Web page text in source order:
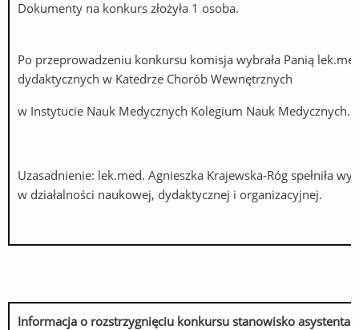
Dokumenty na konkurs złożyła 1 osoba.
Po przeprowadzeniu konkursu komisja wybrała Panią
dydaktycznych w Katedrze Chorób Wewnętrznych
w Instytucie Nauk Medycznych Kolegium Nauk Medycznych.
Uzasadnienie: lek.med. Agnieszka Krajewska-Róg spełniła
w działalności naukowej, dydaktycznej i organizacyjnej.
Informacja o rozstrzygnięciu konkursu stanowisko